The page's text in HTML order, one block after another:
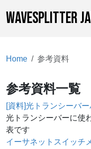
WAVESPLITTER
Home 参考資料
参考資料一覧
[資料]光トランシーバ
光トランシーバーに使
表です
イーサネットスイッチ